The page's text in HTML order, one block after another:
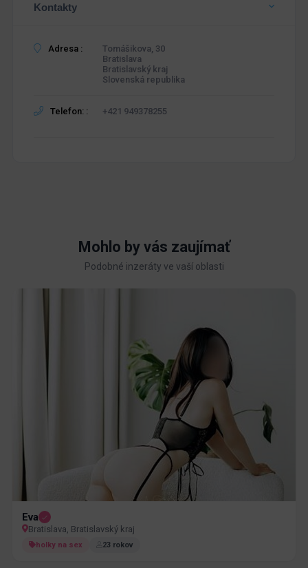
Kontakty
Adresa :
Tomášikova, 30
Bratislava
Bratislavský kraj
Slovenská republika
Telefon: : +421 949378255
Mohlo by vás zaujímať
Podobné inzeráty ve vaší oblasti
Eva
Bratislava, Bratislavský kraj
holky na sex 23 rokov